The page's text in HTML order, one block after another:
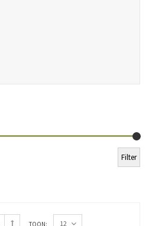
Filter
TOON: 12